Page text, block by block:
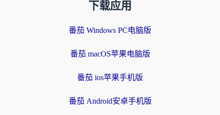
下载应用
番茄 Windows PC电脑版
番茄 macOS苹果电脑版
番茄 ios苹果手机版
番茄 Android安卓手机版